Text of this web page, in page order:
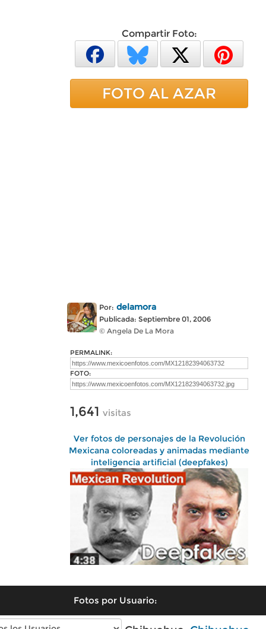
Compartir Foto:
FOTO AL AZAR
Por: delamora
Publicada: Septiembre 01, 2006
© Angela De La Mora
PERMALINK:
FOTO:
1,641 visitas
Ver fotos de personajes de la Revolución
Mexicana coloreadas y animadas mediante
inteligencia artificial (deepfakes)
Fotos por Usuario: